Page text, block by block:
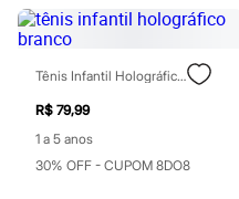
Botas
Chinelos
Sapatos
Sandálias e Papetes
Moda esportiva
Acessórios
Camisetas
Tênis Infantil Holográfico Branco
R$ 79,99
1 a 5 anos
30% OFF - CUPOM 8DO8